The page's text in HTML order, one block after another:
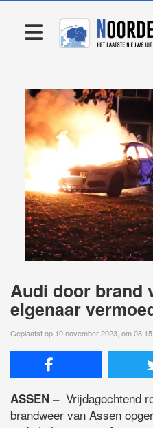
Audi door brand
eigenaar
Geplaatst op 10 november 2023, om
ASSEN – Vrijdagochtend
brandweer van Assen